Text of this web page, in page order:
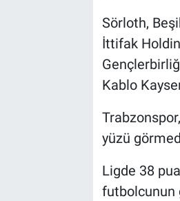
Sörloth,
İttifak
Kablo
yüzü
Ligde 38
futbolcunun